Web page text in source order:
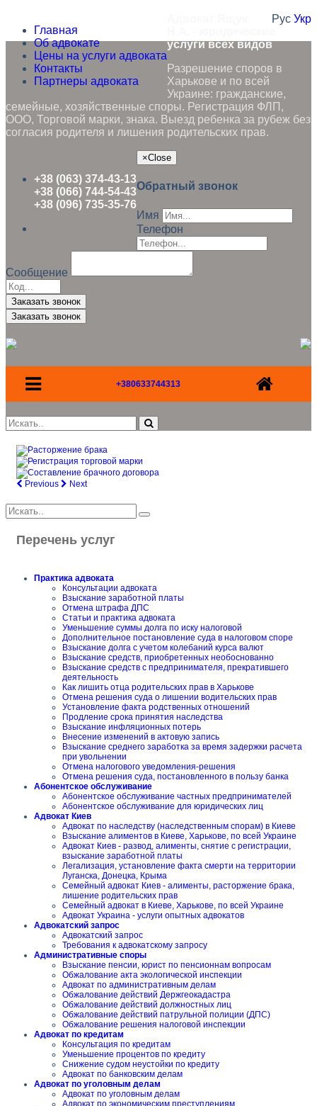
Главная
Об адвокате
Цены на услуги адвоката
Контакты
Партнеры адвоката
Рус Укр
услуги всех видов
Разрешение споров в
Харькове и по всей
Украине: гражданские,
семейные, хозяйственные споры. Регистрация ФЛП,
ООО, Торговой марки, знака. Выезд ребенка за рубеж без
согласия родителя и лишения родительских прав.
+38 (063) 374-43-13
+38 (066) 744-54-43
+38 (096) 735-35-76
×Close
Обратный звонок
Имя
Телефон
Сообщение
Заказать звонок
+380633744313
Previous Next
Перечень услуг
Практика адвоката
Консультации адвоката
Взыскание заработной платы
Отмена штрафа ДПС
Статьи и практика адвоката
Уменьшение суммы долга по иску налоговой
Дополнительное постановление суда в налоговом споре
Взыскание долга с учетом колебаний курса валют
Взыскание средств, приобретенных необоснованно
Взыскание средств с предпринимателя, прекратившего
деятельность
Как лишить отца родительских прав в Харькове
Отмена решения суда о лишении водительских прав
Установление факта родственных отношений
Продление срока принятия наследства
Взыскание инфляционных потерь
Внесение изменений в актовую запись
Взыскание среднего заработка за время задержки расчета
при увольнении
Отмена налогового уведомления-решения
Отмена решения суда, постановленного в пользу банка
Абонентское обслуживание
Абонентское обслуживание частных предпринимателей
Абонентское обслуживание для юридических лиц
Адвокат Киев
Адвокат по наследству (наследственным спорам) в Киеве
Взыскание алиментов в Киеве, Харькове, по всей Украине
Адвокат Киев - развод, алименты, снятие с регистрации,
взыскание заработной платы
Легализация, установление факта смерти на территории
Луганска, Донецка, Крыма
Семейный адвокат Киев - алименты, расторжение брака,
лишение родительских прав
Семейный адвокат в Киеве, Харькове, по всей Украине
Адвокат Украина - услуги опытных адвокатов
Адвокатский запрос
Адвокатский запрос
Требования к адвокатскому запросу
Административные споры
Взыскание пенсии, юрист по пенсионнам вопросам
Обжалование акта экологической инспекции
Адвокат по административным делам
Обжалование действий Держгеокадастра
Обжалование действий должностных лиц
Обжалование действий патрульной полиции (ДПС)
Обжалование решения налоговой инспекции
Адвокат по кредитам
Консультация по кредитам
Уменьшение процентов по кредиту
Снижение судом неустойки по кредиту
Адвокат по банковским делам
Адвокат по уголовным делам
Адвокат по уголовным делам